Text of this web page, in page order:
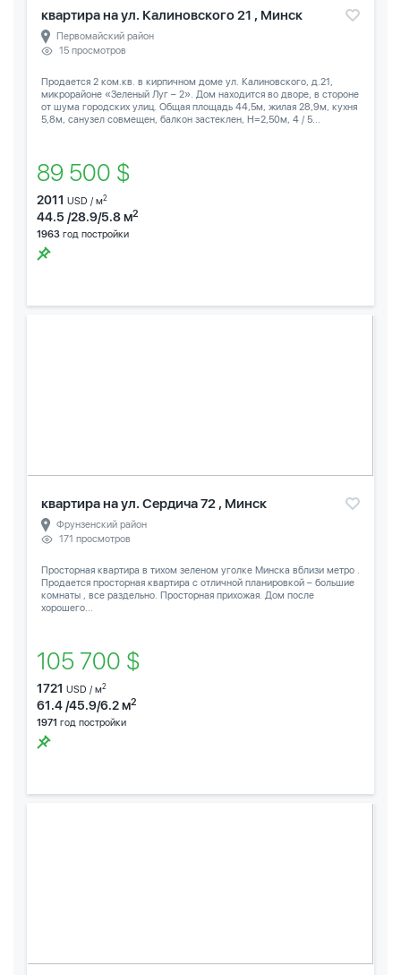
квартира на ул. Калиновского 21 , Минск
Первомайский район
15 просмотров
Продается 2 ком.кв. в кирпичном доме ул. Калиновского, д.21,
микрорайоне «Зеленый Луг – 2». Дом находится во дворе, в стороне
от шума городских улиц. Общая площадь 44,5м, жилая 28,9м, кухня
5,8м, санузел совмещен, балкон застеклен, Н=2,50м, 4 / 5...
89 500 $
2011 USD / м2
44.5 /28.9/5.8 м2
1963 год постройки
квартира на ул. Сердича 72 , Минск
Фрунзенский район
171 просмотров
Просторная квартира в тихом зеленом уголке Минска вблизи метро .
Продается просторная квартира с отличной планировкой – большие
комнаты , все раздельно. Просторная прихожая. Дом после
хорошего...
105 700 $
1721 USD / м2
61.4 /45.9/6.2 м2
1971 год постройки